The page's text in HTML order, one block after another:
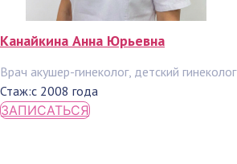
Канайкина Анна Юрьевна
Врач акушер-гинеколог, детский гинеколог
Стаж:с 2008 года
ЗАПИСАТЬСЯ